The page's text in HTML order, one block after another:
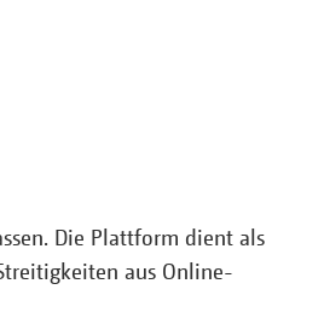
Die Plattform dient als
aus Online-